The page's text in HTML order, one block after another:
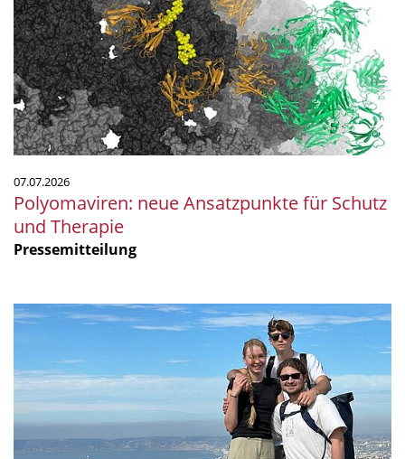
für
Schutz
und
Therapie
07.07.2026
Polyomaviren: neue Ansatzpunkte für Schutz
und Therapie
Pressemitteilung
Mikrobiologie
Meer:
Unser
Praktikum
am
CNRS